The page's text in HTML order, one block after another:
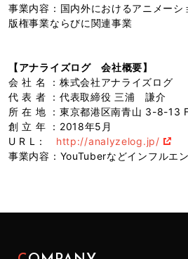
事業内容：国内外におけるアニメーシ
版権事業ならびに関連事業
【アナライズログ 会社概要】
会 社 名 ：株式会社アナライズログ
代 表 者 ：代表取締役 三浦 謙介
所 在 地 ：東京都港区南青山 3-8-13
創 立 年 ：2018年5月
U R L： http://analyzelog.jp/
事業内容：YouTuberなどインフルエ